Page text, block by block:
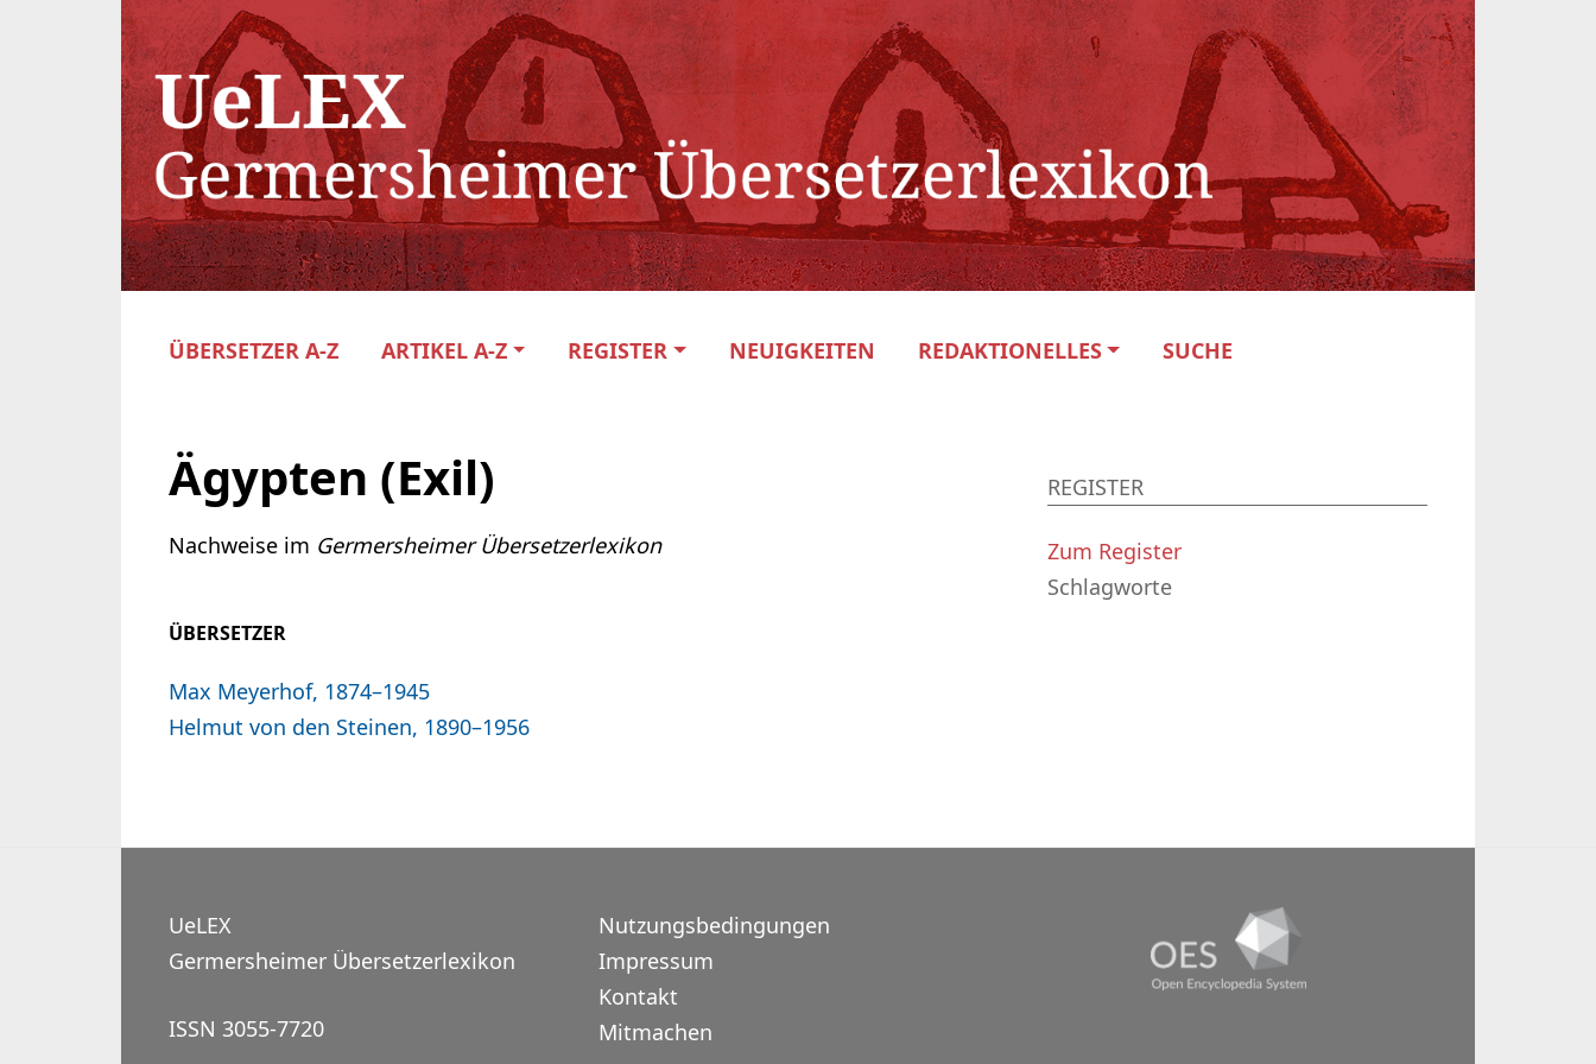
ÜBERSETZER A-Z ARTIKEL A-Z REGISTER NEUIGKEITEN REDAKTIONELLES SUCHE
Ägypten (Exil)
Nachweise im Germersheimer Übersetzerlexikon
ÜBERSETZER
Max Meyerhof, 1874–1945
Helmut von den Steinen, 1890–1956
REGISTER
Zum Register
Schlagworte
UeLEX
Germersheimer Übersetzerlexikon
ISSN 3055-7720
Nutzungsbedingungen
Impressum
Kontakt
Mitmachen